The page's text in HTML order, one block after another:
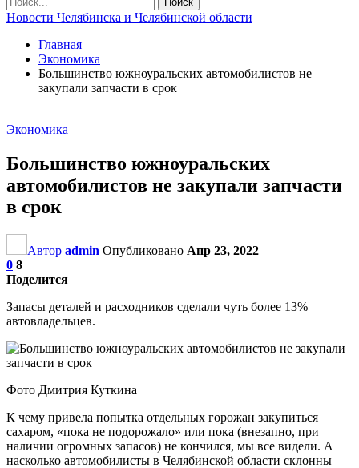
Новости Челябинска и Челябинской области
Главная
Экономика
Большинство южноуральских автомобилистов не
закупали запчасти в срок
Экономика
Большинство южноуральских
автомобилистов не закупали запчасти
в срок
Автор admin Опубликовано Апр 23, 2022
0 8
Поделится
Запасы деталей и расходников сделали чуть более 13%
автовладельцев.
Фото Дмитрия Куткина
К чему привела попытка отдельных горожан закупиться
сахаром, «пока не подорожало» или пока (внезапно, при
наличии огромных запасов) не кончился, мы все видели. А
насколько автомобилисты в Челябинской области склонны